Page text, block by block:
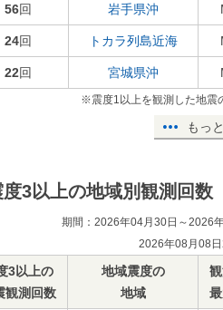
56回 岩手県沖
24回 トカラ列島近海
22回 宮城県沖
※震度1以上を観測した地震
もっ
度3以上の地域別観測回数
期間：2026年04月30日～2026
2026年08月08
3以上の
観測回数
地域震度の
地域